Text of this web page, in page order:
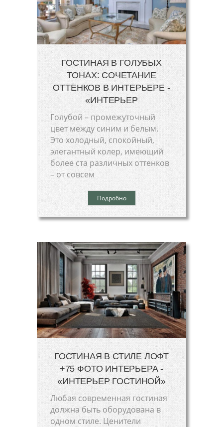
ГОСТИНАЯ В ГОЛУБЫХ
ТОНАХ: СОЧЕТАНИЕ
ОТТЕНКОВ В ИНТЕРЬЕРЕ -
«ИНТЕРЬЕР
Голубой – промежуточный
цвет между синим и белым.
Это холодный, спокойный,
элегантный колер, имеющий
более ста различных оттенков
– от совсем
Подробно
ГОСТИНАЯ В СТИЛЕ ЛОФТ
+75 ФОТО ИНТЕРЬЕРА -
«ИНТЕРЬЕР ГОСТИНОЙ»
Любая современная гостиная
должна быть оборудована в
одном стиле. Ценители